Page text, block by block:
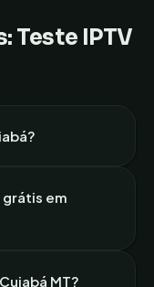
Teste IPTV
?
em
Cuiabá MT?